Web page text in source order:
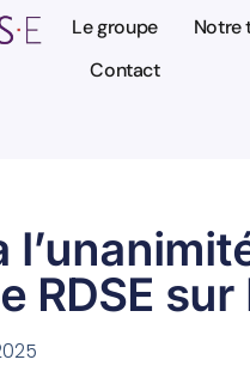
Le groupe Notre
Contact
RDSE